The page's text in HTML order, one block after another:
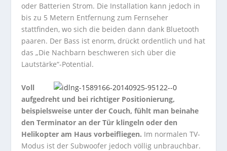
oder Batterien Strom. Die Installation kann jedoch in
bis zu 5 Metern Entfernung zum Fernseher
stattfinden, wo sich die beiden dann dank Bluetooth
paaren. Der Bass ist enorm, drückt ordentlich und hat
das „Die Nachbarn beschweren sich über die
Lautstärke“-Potential.
Voll
aufgedreht und bei richtiger Positionierung,
beispielsweise unter der Couch, fühlt man beinahe
den Terminator an der Tür klingeln oder den
Helikopter am Haus vorbeifliegen. Im normalen TV-
Modus ist der Subwoofer jedoch völlig unbrauchbar.